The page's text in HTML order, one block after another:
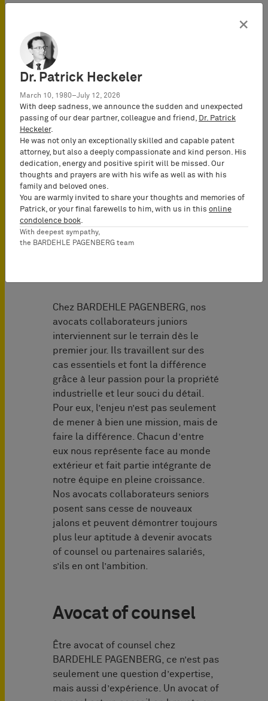
et du conseil aux clients dans le
domaine de la propriété industrielle,
vous serez préparé de manière
optimale pour faire vos débuts dans
le métier.
Votre collaboration pendant votre
annexe comme collaborateur
scientifique peut vous permettre
d’exercer ensuite comme avocat chez
BARDEHLE PAGENBERG suite à votre
admission au deuxième examen.
Chez BARDEHLE PAGENBERG, nos
avocats collaborateurs juniors
interviennent sur le terrain dès le
premier jour. Ils travaillent sur des
cas essentiels et font la différence
grâce à leur passion pour la propriété
industrielle et leur souci du détail.
Pour eux, l’enjeu n’est pas seulement
de mener à bien une mission, mais de
faire la différence. Chacun d’entre
eux nous représente face au monde
extérieur et fait partie intégrante de
notre équipe en pleine croissance.
Nos avocats collaborateurs seniors
posent sans cesse de nouveaux
jalons et peuvent démontrer toujours
plus leur aptitude à devenir avocats
of counsel ou partenaires salariés,
s’ils en ont l’ambition.
Avocat of counsel
Être avocat of counsel chez
BARDEHLE PAGENBERG, ce n’est pas
seulement une question d’expertise,
mais aussi d’expérience. Un avocat of
×
Dr. Patrick Heckeler
March 10, 1980–July 12, 2026
With deep sadness, we announce the sudden and unexpected
passing of our dear partner, colleague and friend, Dr. Patrick
Heckeler.
He was not only an exceptionally skilled and capable patent
attorney, but also a deeply compassionate and kind person. His
dedication, energy and positive spirit will be missed. Our
thoughts and prayers are with his wife as well as with his
family and beloved ones.
You are warmly invited to share your thoughts and memories of
Patrick, or your final farewells to him, with us in this online
condolence book.
With deepest sympathy,
the BARDEHLE PAGENBERG team